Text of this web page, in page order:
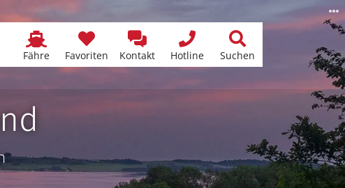
Fähre Favoriten Kontakt Hotline Suchen